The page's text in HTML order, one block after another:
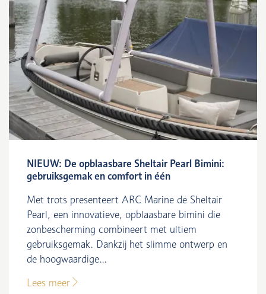
NIEUW: De opblaasbare Sheltair Pearl Bimini:
gebruiksgemak en comfort in één
Met trots presenteert ARC Marine de Sheltair
Pearl, een innovatieve, opblaasbare bimini die
zonbescherming combineert met ultiem
gebruiksgemak. Dankzij het slimme ontwerp en
de hoogwaardige...
Lees meer